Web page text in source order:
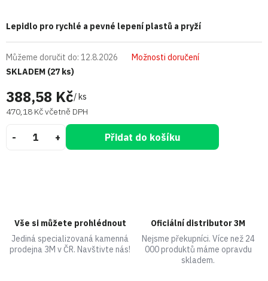
388,58 Kč/ ks
470,18 Kč včetně DPH
SKLADEM (27 ks)
Můžeme doručit do: 12.8.2026 Možnosti doručení
Přidat do košíku
Lepidlo pro rychlé a pevné lepení plastů a pryží
Vše si můžete prohlédnout
Jediná specializovaná kamenná
prodejna 3M v ČR. Navštivte nás!
Oficiální distributor 3M
Nejsme překupníci. Více než 24
000 produktů máme opravdu
skladem.